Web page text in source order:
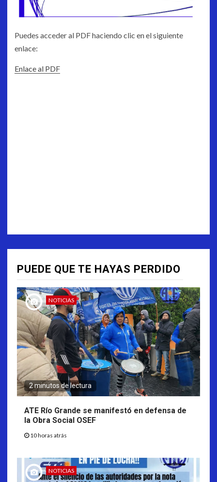
Puedes acceder al PDF haciendo clic en el siguiente
enlace:
Enlace al PDF
PUEDE QUE TE HAYAS PERDIDO
NOTICIAS
2 minutos de lectura
ATE Río Grande se manifestó en defensa de
la Obra Social OSEF
10 horas atrás
NOTICIAS